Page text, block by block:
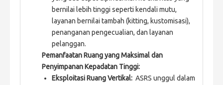
bernilai lebih tinggi seperti kendali mutu,
layanan bernilai tambah (kitting, kustomisasi),
penanganan pengecualian, dan layanan
pelanggan.
Pemanfaatan Ruang yang Maksimal dan
Penyimpanan Kepadatan Tinggi:
Eksploitasi Ruang Vertikal: ASRS unggul dalam